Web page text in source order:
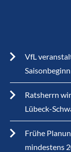
VfL
Saisonbeginn
Ratsherrn
Lübeck-
Frühe
mindestens